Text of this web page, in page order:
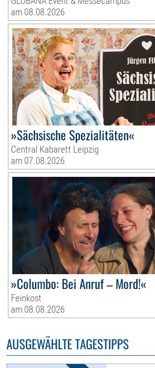
am 08.08.2026
»Sächsische Spezialitäten«
Central Kabarett Leipzig
am 07.08.2026
»Columbo: Bei Anruf – Mord!«
Feinkost
am 08.08.2026
AUSGEWÄHLTE TAGESTIPPS